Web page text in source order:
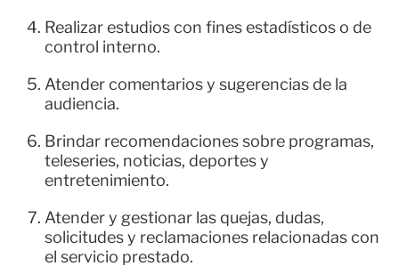
Realizar estudios con fines estadísticos o de
control interno.
Atender comentarios y sugerencias de la
audiencia.
Brindar recomendaciones sobre programas,
teleseries, noticias, deportes y
entretenimiento.
Atender y gestionar las quejas, dudas,
solicitudes y reclamaciones relacionadas con
el servicio prestado.